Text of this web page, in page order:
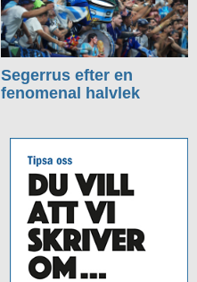
Segerrus efter en
fenomenal halvlek